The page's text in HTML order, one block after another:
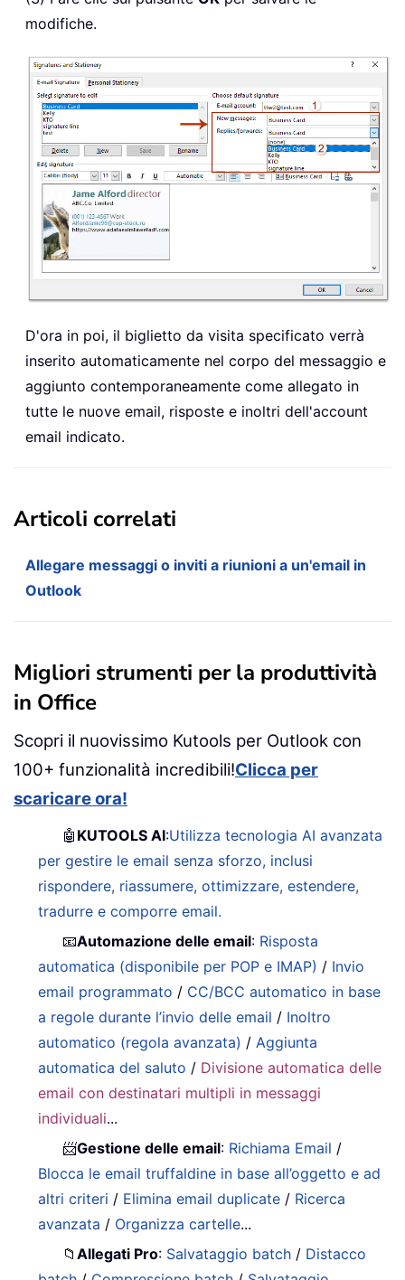
modifiche.
D'ora in poi, il biglietto da visita specificato verrà
inserito automaticamente nel corpo del messaggio e
aggiunto contemporaneamente come allegato in
tutte le nuove email, risposte e inoltri dell'account
email indicato.
Articoli correlati
Allegare messaggi o inviti a riunioni a un'email in
Outlook
Migliori strumenti per la produttività
in Office
Scopri il nuovissimo Kutools per Outlook con
100+ funzionalità incredibili!Clicca per
scaricare ora!
🤖 KUTOOLS AI:Utilizza tecnologia AI avanzata
per gestire le email senza sforzo, inclusi
rispondere, riassumere, ottimizzare, estendere,
tradurre e comporre email.
📧Automazione delle email: Risposta
automatica (disponibile per POP e IMAP) / Invio
email programmato / CC/BCC automatico in base
a regole durante l’invio delle email / Inoltro
automatico (regola avanzata) /Aggiunta
automatica del saluto / Divisione automatica delle
email con destinatari multipli in messaggi
individuali...
📨Gestione delle email: Richiama Email /
Blocca le email truffaldine in base all’oggetto e ad
altri criteri / Elimina email duplicate / Ricerca
avanzata / Organizza cartelle...
📁Allegati Pro: Salvataggio batch / Distacco